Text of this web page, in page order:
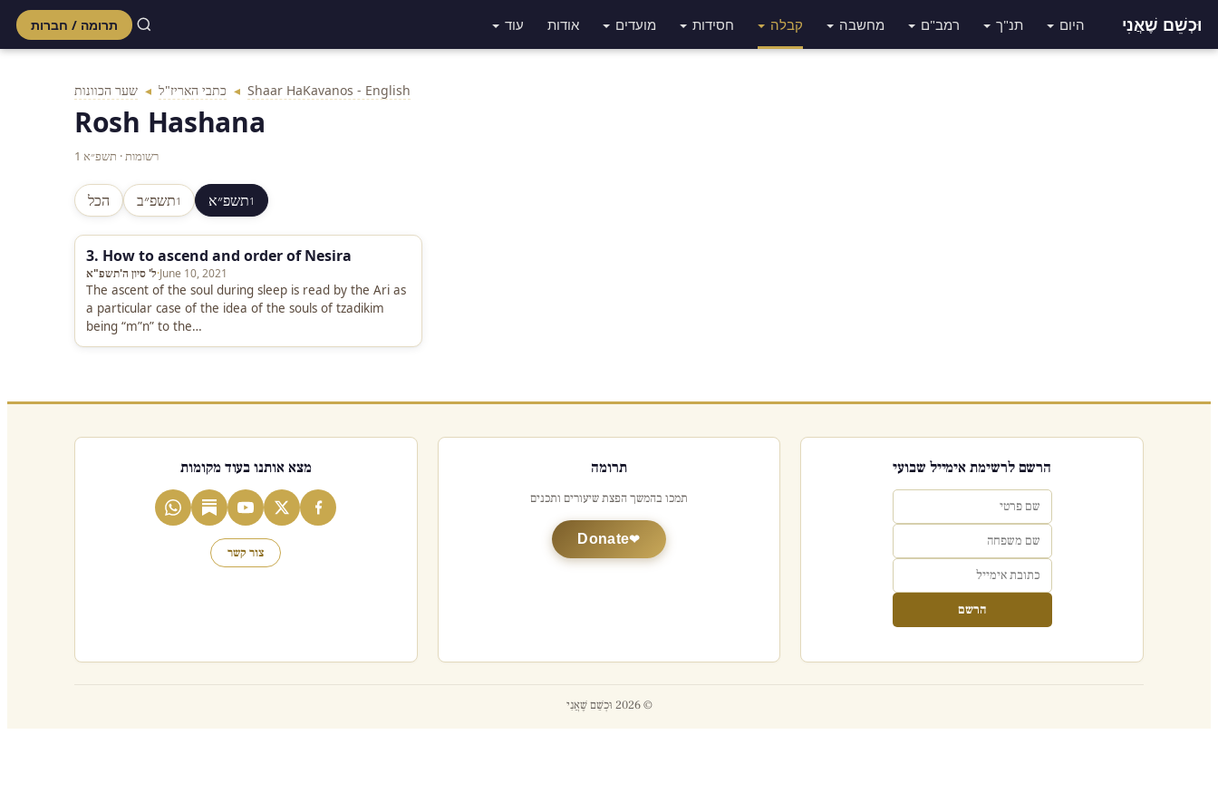
וּכְשֵׁם שֶׁאֲנִי היום תנ"ך רמב"ם מחשבה קבלה חסידות מועדים אודות עוד תרומה / חברות
כתבי האריז"ל ◂ שער הכוונות ◂ Shaar HaKavanos - English
Rosh Hashana
1 רשומות · תשפ״א
הכל תשפ״ב1 תשפ״א1
3. How to ascend and order of Nesira
ל' סיון ה'תשפ"א·June 10, 2021
The ascent of the soul during sleep is read by the Ari as
a particular case of the idea of the souls of tzadikim
being “m”n” to the…
הרשם לרשימת אימייל שבועי
הרשם
תרומה
תמכו בהמשך הפצת שיעורים ותכנים
Donate
מצא אותנו בעוד מקומות
צור קשר
© 2026 וּכְשֵׁם שֶׁאֲנִי